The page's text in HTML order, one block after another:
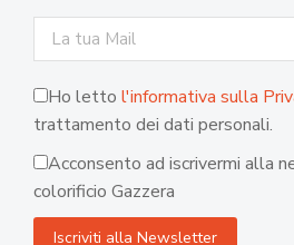
Ho letto l'informativa sulla
trattamento dei dati personali.
Acconsento ad iscrivermi alla
colorificio Gazzera